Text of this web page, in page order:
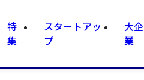
特
集
スタートアッ
プ
大企
業